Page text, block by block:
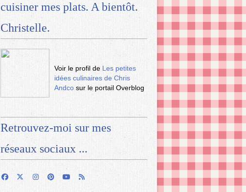
cuisiner mes plats. A bientôt.
Christelle.
Voir le profil de Les petites
idées culinaires de Chris
Andco sur le portail Overblog
Retrouvez-moi sur mes
réseaux sociaux ...